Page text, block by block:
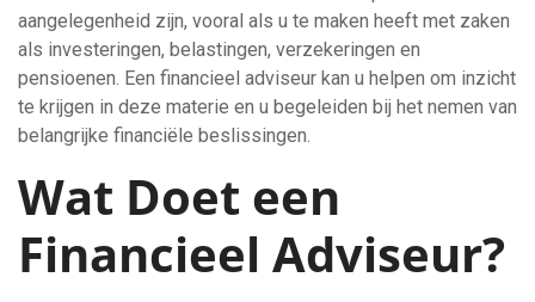
aangelegenheid zijn, vooral als u te maken heeft met zaken
als investeringen, belastingen, verzekeringen en
pensioenen. Een financieel adviseur kan u helpen om inzicht
te krijgen in deze materie en u begeleiden bij het nemen van
belangrijke financiële beslissingen.
Wat Doet een
Financieel Adviseur?